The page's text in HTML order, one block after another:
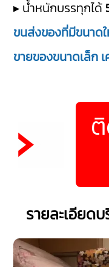
▸ น้ำหนักบรรทุกได้
ขนส่งของที่มีขนาด
ขายของขนาดเล็ก
รายละเอียด